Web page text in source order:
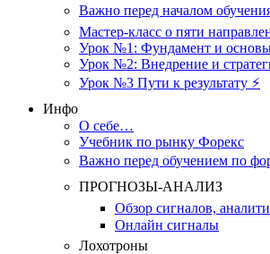
Важно перед началом
Мастер-класс о пяти
Урок №1: Фундамент и
Урок №2: Внедрение и
Урок №3 Пути к результату ⚡️
Инфо
О себе…
Учебник по рынку Форекс
Важно перед обучением по
ПРОГНОЗЫ-АНАЛИЗ
Обзор сигналов,
Онлайн сигналы
Лохотроны